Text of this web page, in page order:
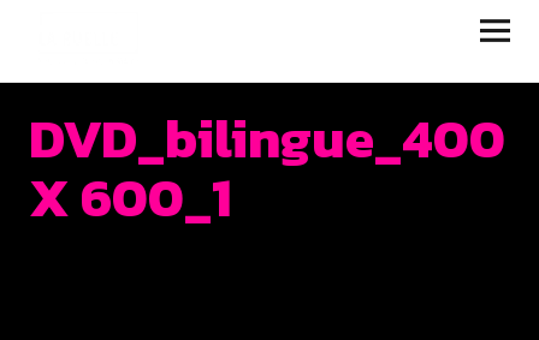
DVD_bilingue_400
X 600_1